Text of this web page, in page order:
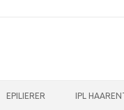
EPILIERER IPL